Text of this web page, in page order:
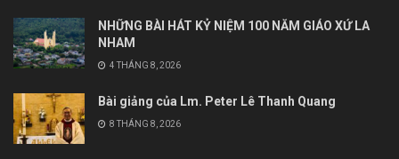
NHỮNG BÀI HÁT KỶ NIỆM 100 NĂM GIÁO XỨ LA
NHAM
4 THÁNG 8, 2026
Bài giảng của Lm. Peter Lê Thanh Quang
8 THÁNG 8, 2026